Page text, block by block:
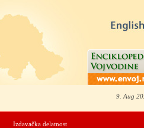
9. Aug
Izdavačka delatnost